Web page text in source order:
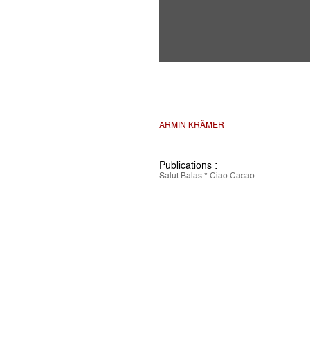
ARMIN KRÄMER
Publications :
Salut Balas * Ciao Cacao